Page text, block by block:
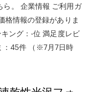
ら。 企業情報 ご利用ガ
格情報の登録がありま
ング：-位 満足度レビ
：45件 （※7月7日時